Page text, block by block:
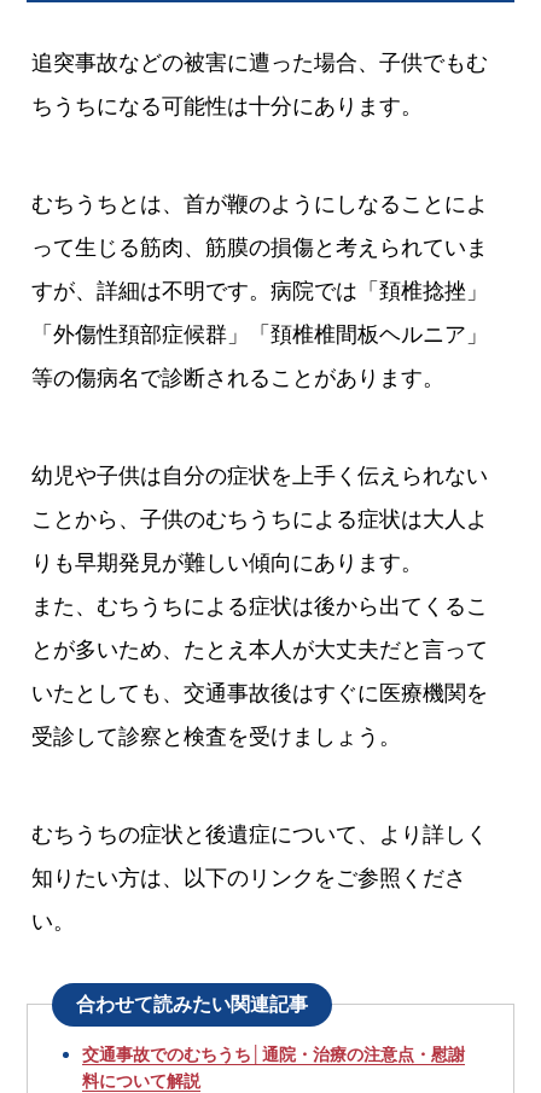
追突事故などの被害に遭った場合、子供でもむ
ちうちになる可能性は十分にあります。
むちうちとは、首が鞭のようにしなることによ
って生じる筋肉、筋膜の損傷と考えられていま
すが、詳細は不明です。病院では「頚椎捻挫」
「外傷性頚部症候群」「頚椎椎間板ヘルニア」
等の傷病名で診断されることがあります。
幼児や子供は自分の症状を上手く伝えられない
ことから、子供のむちうちによる症状は大人よ
りも早期発見が難しい傾向にあります。
また、むちうちによる症状は後から出てくるこ
とが多いため、たとえ本人が大丈夫だと言って
いたとしても、交通事故後はすぐに医療機関を
受診して診察と検査を受けましょう。
むちうちの症状と後遺症について、より詳しく
知りたい方は、以下のリンクをご参照くださ
い。
合わせて読みたい関連記事
交通事故でのむちうち│通院・治療の注意点・慰謝
料について解説